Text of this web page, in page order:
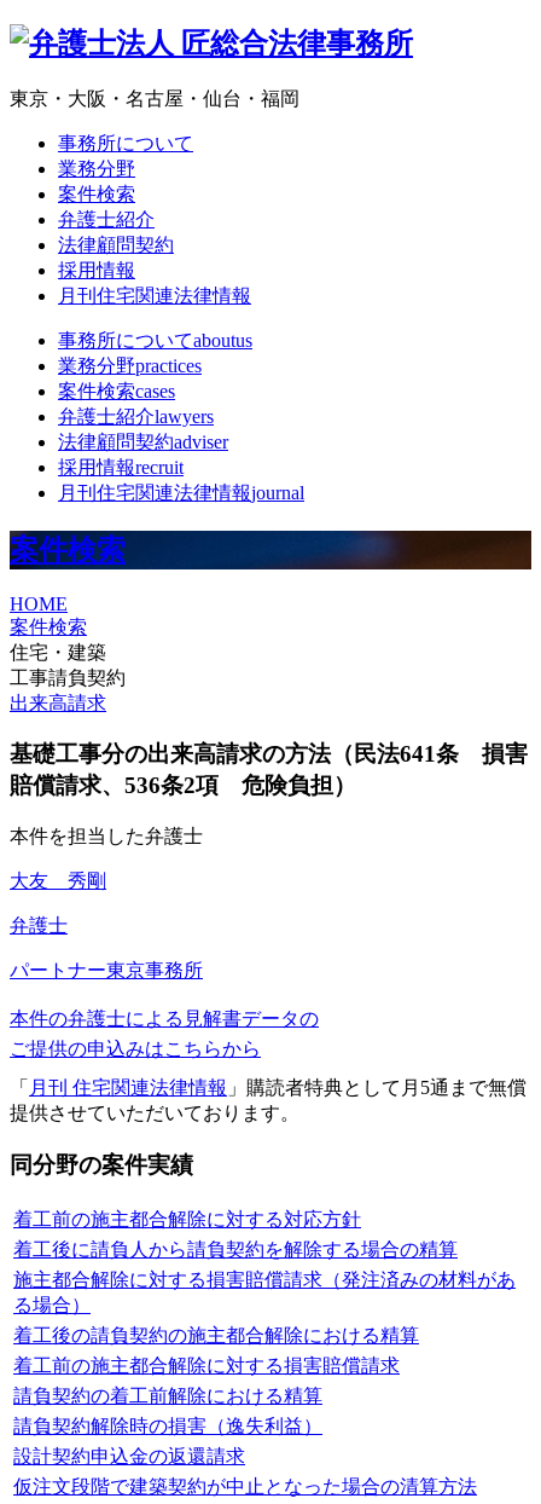
東京・大阪・名古屋・仙台・福岡
事務所について
業務分野
案件検索
弁護士紹介
法律顧問契約
採用情報
月刊住宅関連法律情報
事務所についてaboutus
業務分野practices
案件検索cases
弁護士紹介lawyers
法律顧問契約adviser
採用情報recruit
月刊住宅関連法律情報journal
案件検索
HOME
案件検索
住宅・建築
工事請負契約
出来高請求
基礎工事分の出来高請求の方法（民法641条 損害
賠償請求、536条2項 危険負担）
本件を担当した弁護士
大友 秀剛
弁護士
パートナー東京事務所
本件の弁護士による見解書データの
ご提供の申込みはこちらから
「 月刊 住宅関連法律情報 」購読者特典として月5通まで無償
提供させていただいております。
同分野の案件実績
着工前の施主都合解除に対する対応方針
着工後に請負人から請負契約を解除する場合の精算
施主都合解除に対する損害賠償請求（発注済みの材料があ
る場合）
着工後の請負契約の施主都合解除における精算
着工前の施主都合解除に対する損害賠償請求
請負契約の着工前解除における精算
請負契約解除時の損害（逸失利益）
設計契約申込金の返還請求
仮注文段階で建築契約が中止となった場合の清算方法